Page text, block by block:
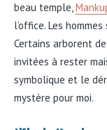
beau temple,
l’office. Les
Certains arborent
invitées à rester
symbolique et le
mystère pour moi.